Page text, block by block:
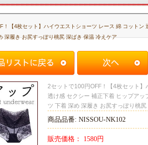
！【4枚セット】ハイウエストショーツ レース 綿 コットン
深履き お尻すっぽり桃尻 深ばき 保温 冷えケア
2セットで100円OFF！【4枚セット
透け感 セクシー 補正下着 ヒップア
ツ 下着 深め 深履き お尻すっぽり桃
商品品番: NISSOU-NK102
販売価格： 1580円